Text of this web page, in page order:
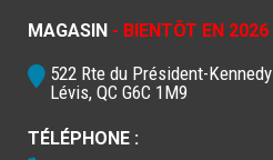
MAGASIN - BIENTÔT EN 2026
522 Rte du Président-Kennedy
Lévis, QC G6C 1M9
TÉLÉPHONE :